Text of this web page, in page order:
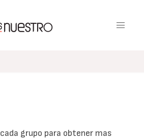
grupo para obtener mas